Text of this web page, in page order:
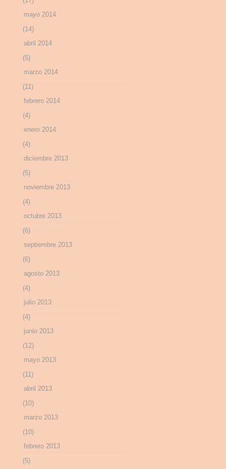
mayo 2014
(14)
abril 2014
(5)
marzo 2014
(11)
febrero 2014
(4)
enero 2014
(4)
diciembre 2013
(5)
noviembre 2013
(4)
octubre 2013
(6)
septiembre 2013
(6)
agosto 2013
(4)
julio 2013
(4)
junio 2013
(12)
mayo 2013
(11)
abril 2013
(10)
marzo 2013
(10)
febrero 2013
(5)